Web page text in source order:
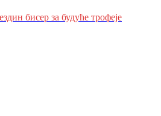
бисер за будуће трофеје